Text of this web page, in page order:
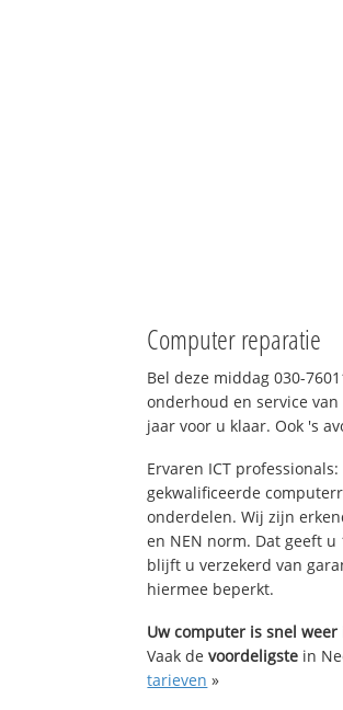
Computer reparatie
Bel deze middag 030-
onderhoud en service
jaar voor u klaar. Ook 's
Ervaren ICT
gekwalificeerde
onderdelen. Wij zijn
en NEN norm. Dat geeft
blijft u verzekerd van
hiermee beperkt.
Uw computer is snel
Vaak devoordeligste in
tarieven »